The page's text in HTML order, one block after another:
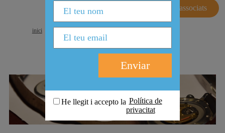
Zona associats
He llegit i accepto la Política de
privacitat
inici
JOIERIES